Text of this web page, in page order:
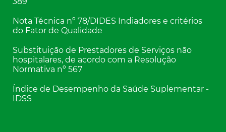
Nota Técnica nº 78/DIDES Indiadores e critérios
do Fator de Qualidade
Substituição de Prestadores de Serviços não
hospitalares, de acordo com a Resolução
Normativa nº 567
Índice de Desempenho da Saúde Suplementar -
IDSS